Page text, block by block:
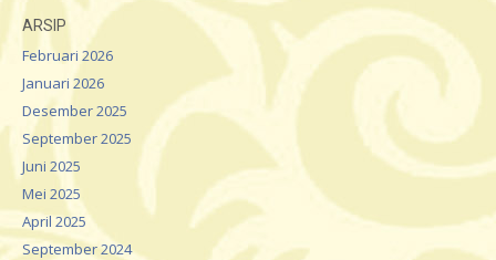
ARSIP
Februari 2026
Januari 2026
Desember 2025
September 2025
Juni 2025
Mei 2025
April 2025
September 2024